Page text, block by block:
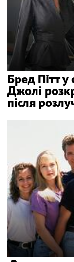
Бред Пітт у
Джолі
після